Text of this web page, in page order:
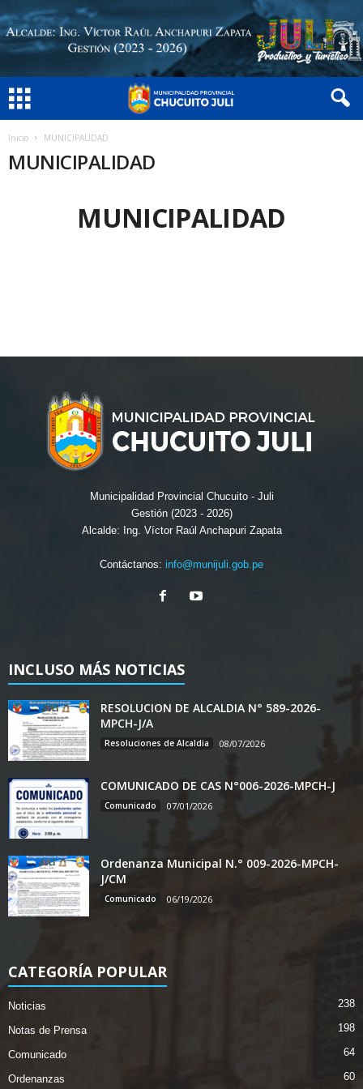
Inicio MUNICIPALIDAD
MUNICIPALIDAD
MUNICIPALIDAD
Municipalidad Provincial Chucuito - Juli
Gestión (2023 - 2026)
Alcalde: Ing. Víctor Raúl Anchapuri Zapata
Contáctanos: info@munijuli.gob.pe
INCLUSO MÁS NOTICIAS
RESOLUCION DE ALCALDIA N° 589-2026-
MPCH-J/A
Resoluciones de Alcaldia 08/07/2026
COMUNICADO DE CAS N°006-2026-MPCH-J
Comunicado 07/01/2026
Ordenanza Municipal N.° 009-2026-MPCH-
J/CM
Comunicado 06/19/2026
CATEGORÍA POPULAR
Noticias 238
Notas de Prensa 198
Comunicado 64
Ordenanzas 60